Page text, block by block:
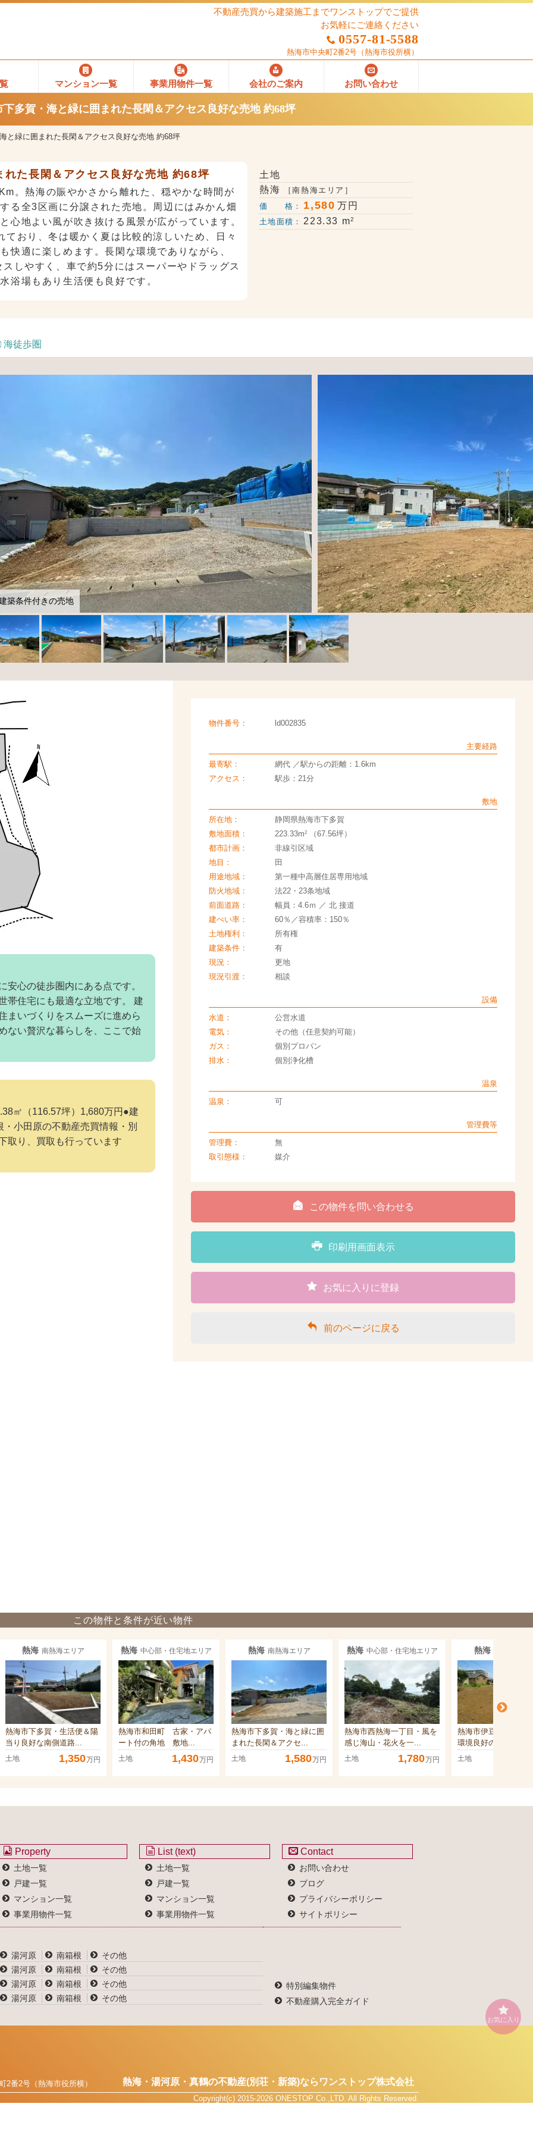
不動産売買から建築施工までワンストップでご提供
お気軽にご連絡ください
0557-81-5588
熱海市中央町2番2号 （熱海市役所横）
マンション一覧 事業用物件一覧 会社のご案内 お問い合わせ
下多賀・海と緑に囲まれた長閑＆アクセス良好な売地 約68坪
と緑に囲まれた長閑＆アクセス良好な売地 約68坪
れた長閑＆アクセス良好な売地 約68坪
。熱海の賑やかさから離れた、穏やかな時間が
る全3区画に分譲された売地。周辺にはみかん畑
心地よい風が吹き抜ける風景が広がっています。
ており、冬は暖かく夏は比較的涼しいため、日々
快適に楽しめます。長閑な環境でありながら、
しやすく、車で約5分にはスーパーやドラッグス
浴場もあり生活便も良好です。
土地
熱海
［南熱海エリア］
価 格：
1,580万円
土地面積： 223.33 m2
徒歩圏
築条件付きの売地
心の徒歩圏内にある点です。
帯住宅にも最適な立地です。 建
まいづくりをスムーズに進めら
ない贅沢な暮らしを、ここで始
㎡（116.57坪）1,680万円●建
小田原の不動産売買情報・別
取り、買取も行っています
物件番号： ld002835
主要経路
最寄駅：
網代 ／駅からの距離：1.6km
アクセス：
駅歩：21分
敷地
所在地：
静岡県熱海市下多賀
敷地面積：
223.33m2（67.56坪）
都市計画：
非線引区域
地目：
田
用途地域：
第一種中高層住居専用地域
防火地域：
法22・23条地域
前面道路：
幅員：4.6ｍ ／ 北 接道
建ぺい率：
60％／容積率：150％
土地権利：
所有権
建築条件：
有
現況：
更地
現況引渡：
相談
設備
水道：
公営水道
電気：
その他（任意契約可能）
ガス：
個別プロパン
排水：
個別浄化槽
温泉
温泉：
可
管理費等
管理費：
無
取引態様：
媒介
この物件を問い合わせる
印刷用画面表示
お気に入りに登録
前のページに戻る
この物件と条件が近い物件
熱海 南熱海エリア
熱海市下多賀・生活便＆陽
当り良好な南側道路...
土地 1,350万円
熱海 中心部・住宅地エリア
熱海市和田町 古家・アパ
ート付の角地 敷地...
土地 1,430万円
熱海 南熱海エリア
熱海市下多賀・海と緑に囲
まれた長閑＆アクセ...
土地 1,580万円
熱海 中心部・住宅地エリア
熱海市西熱海一丁目・風を
感じ海山・花火を一...
土地 1,780万円
熱海
熱海市伊豆山・南向
環境良好の永住型分
土地
Property
土地一覧
戸建一覧
マンション一覧
事業用物件一覧
List (text)
土地一覧
戸建一覧
マンション一覧
事業用物件一覧
Contact
お問い合わせ
ブログ
プライバシーポリシー
サイトポリシー
湯河原 南箱根
その他
湯河原
南箱根
その他
湯河原
南箱根
その他
湯河原
南箱根 その他
特別編集物件
不動産購入完全ガイド
お気に入り
2番2号（熱海市役所横） 熱海・湯河原・真鶴の不動産(別荘・新築)なら ワンストップ株式会社
Copyright(c) 2015-2026 ONESTOP Co.,LTD. All Rights Reserved.